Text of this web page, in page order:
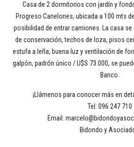
Casa de 2 dormitorios con jardín y
Progreso Canelones, ubicada a 100 mts
posibilidad de entrar camiones. La casa
de conservación, techos de loza, pisos
estufa a leña, buena luz y ventilación de
galpón, padrón único / U$S 73.000, se
Banco.
¡Llámenos para conocer más en
Tel: 096 247 710
Email:
Bidondo y